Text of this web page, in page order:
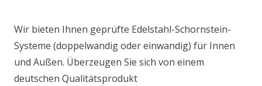
Wir bieten Ihnen geprüfte Edelstahl-Schornstein-
Systeme (doppelwandig oder einwandig) für Innen
und Außen. Überzeugen Sie sich von einem
deutschen Qualitätsprodukt